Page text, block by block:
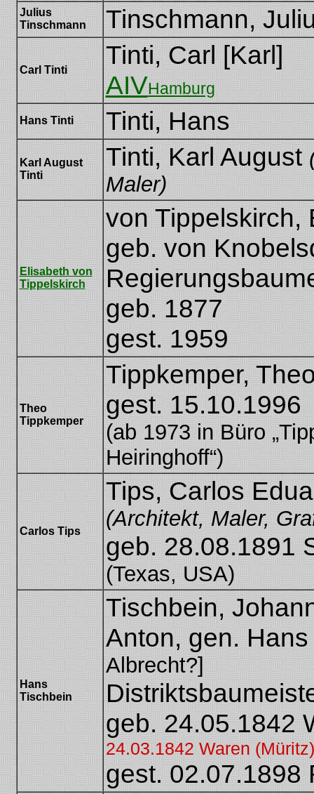
Julius
Tinschmann
Tinschmann,
Carl Tinti
Tinti, Carl [Karl]
AIVHamburg
Hans Tinti Tinti, Hans
Karl August
Tinti
Tinti, Karl August
Maler)
Elisabeth von
Tippelskirch
von Tippelskirch,
geb. von
geb. 1877
gest. 1959
Theo
Tippkemper
Tippkemper,
gest. 15.10.1996
(ab 1973 in Büro
Heiringhoff“)
Carlos Tips
Tips, Carlos
(Architekt, Maler,
geb. 28.08.1891
(Texas, USA)
Hans
Tischbein
Tischbein,
Anton, gen.
Albrecht?]
geb. 24.05.1842
24.03.1842 Waren
gest. 02.07.1898